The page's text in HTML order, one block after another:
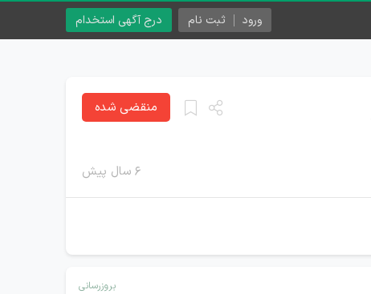
درج آگهی استخدام ورود ثبت نام
۶ سال پیش
منقضی شده
بروزرسانی